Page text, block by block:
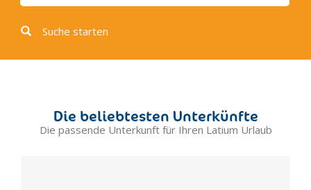
Cittaducale
Civita Castellana
Corchiano
Ferentino
Suche starten
Die beliebtesten Unterkünfte
Die passende Unterkunft für Ihren Latium Urlaub